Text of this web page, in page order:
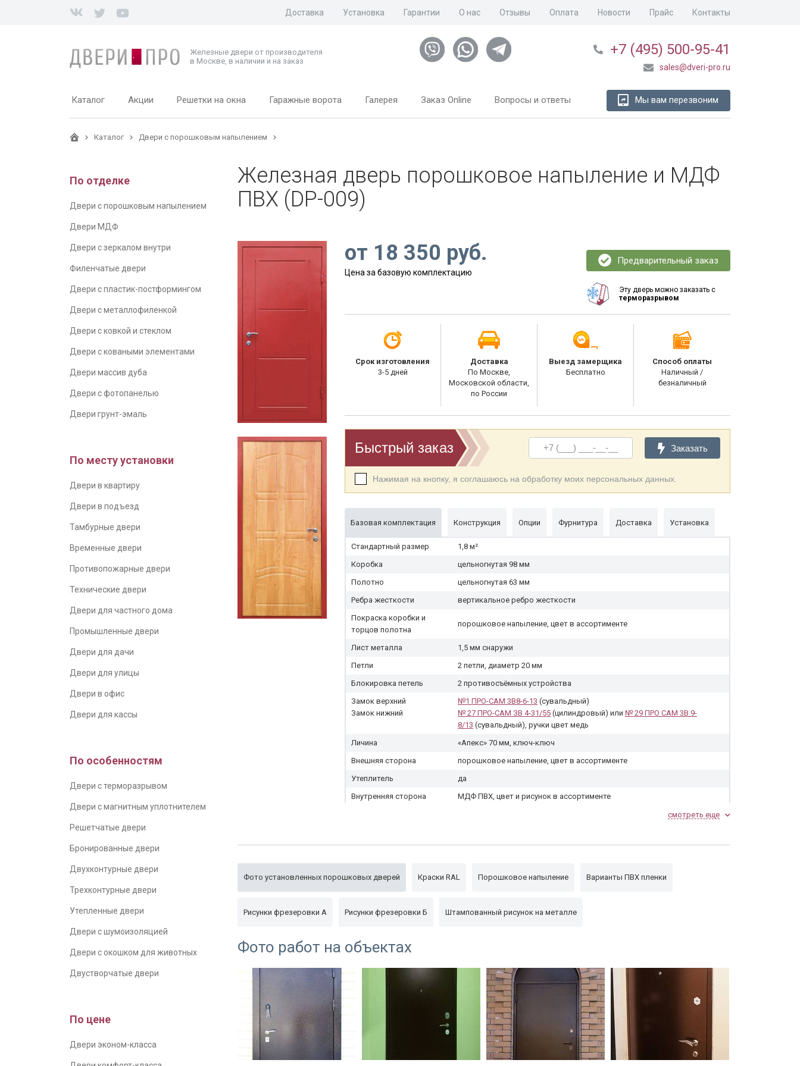
Доставка Установка Гарантии О нас Отзывы Оплата Новости Прайс Контакты
Железные двери от производителя
в Москве, в наличии и на заказ
+7 (495) 500-95-41
sales@dveri-pro.ru
Каталог Акции Решетки на окна Гаражные ворота Галерея Заказ Online Вопросы и ответы Мы вам перезвоним
Каталог Двери с порошковым напылением
По отделке
Двери с порошковым напылением
Двери МДФ
Двери с зеркалом внутри
Филенчатые двери
Двери с пластик-постформингом
Двери с металлофиленкой
Двери с ковкой и стеклом
Двери с коваными элементами
Двери массив дуба
Двери с фотопанелью
Двери грунт-эмаль
По месту установки
Двери в квартиру
Двери в подъезд
Тамбурные двери
Временные двери
Противопожарные двери
Технические двери
Двери для частного дома
Промышленные двери
Двери для дачи
Двери для улицы
Двери в офис
Двери для кассы
По особенностям
Двери с терморазрывом
Двери с магнитным уплотнителем
Решетчатые двери
Бронированные двери
Двухконтурные двери
Трехконтурные двери
Утепленные двери
Двери с шумоизоляцией
Двери с окошком для животных
Двустворчатые двери
По цене
Двери эконом-класса
Железная дверь порошковое напыление и МДФ
ПВХ (DP-009)
от 18 350 руб.
Цена за базовую комплектацию
Предварительный заказ
Эту дверь можно заказать с
терморазрывом
Срок изготовления
3-5 дней
Доставка
По Москве,
Московской области,
по России
Выезд замерщика
Бесплатно
Способ оплаты
Наличный /
безналичный
Быстрый заказ
Нажимая на кнопку, я соглашаюсь на обработку моих персональных данных.
Заказать
Базовая комплектация Конструкция Опции Фурнитура Доставка Установка
Стандартный размер
1,8 м²
Коробка
цельногнутая 98 мм
Полотно
цельногнутая 63 мм
Ребра жесткости
вертикальное ребро жесткости
Покраска коробки и
торцов полотна
порошковое напыление, цвет в ассортименте
Лист металла
1,5 мм снаружи
Петли
2 петли, диаметр 20 мм
Блокировка петель
2 противосъёмных устройства
Замок верхний
Замок нижний
№1 ПРО-САМ 3В8-6-13 (сувальдный)
№ 27 ПРО-САМ ЗВ 4-31/55 (цилиндровый) или № 29 ПРО САМ 3В 9-
8/13 (сувальдный), ручки цвет медь
Личина
«Апекс» 70 мм, ключ-ключ
Внешняя сторона
порошковое напыление, цвет в ассортименте
Утеплитель
да
Внутренняя сторона
МДФ ПВХ, цвет и рисунок в ассортименте
смотреть еще
Фото установленных порошковых дверей Краски RAL Порошковое напыление Варианты ПВХ пленки
Рисунки фрезеровки А Рисунки фрезеровки Б Штампованный рисунок на металле
Фото работ на объектах